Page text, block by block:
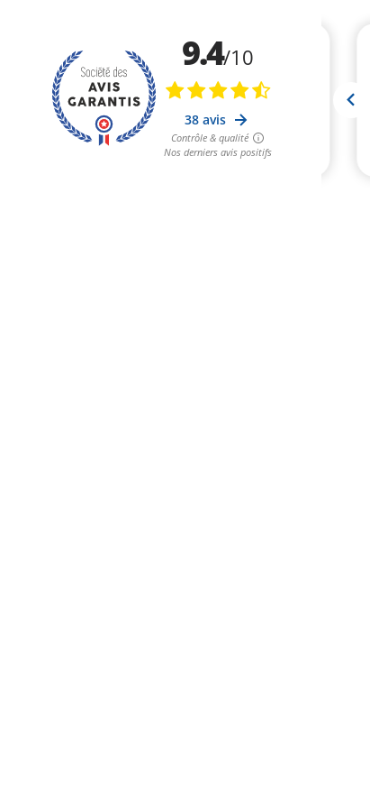
9.4/10
38 avis
Contrôle & qualité
Nos derniers avis positifs
Rapidité de préparation et équipe très
sympa lors de la récupération de ma
commande en magasin. Le cadeau a
beaucoup plu :)
Coralie M.
Le 17/11/2025 à 16h39
ACHETEUR
AUTHENTIFIÉ